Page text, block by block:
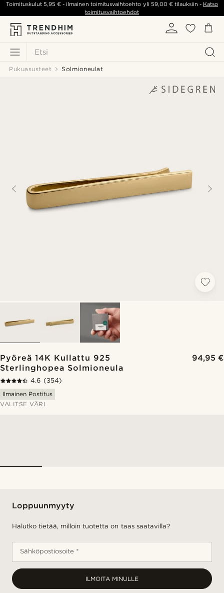
Etsi
Toimituskulut5,95 € - ilmainen toimitusvaihtoehto yli 59,00 €tilauksiin - Katso
toimitusvaihtoehdot
Pukuasusteet Solmioneulat
Pyöreä 14K Kullattu 925
Sterlinghopea Solmioneula
94,95 €
4.6 (354)
Ilmainen Postitus
VALITSE VÄRI
Loppuunmyyty
Halutko tietää, milloin tuotetta on taas saatavilla?
Sähköpostiosoite *
ILMOITA MINULLE